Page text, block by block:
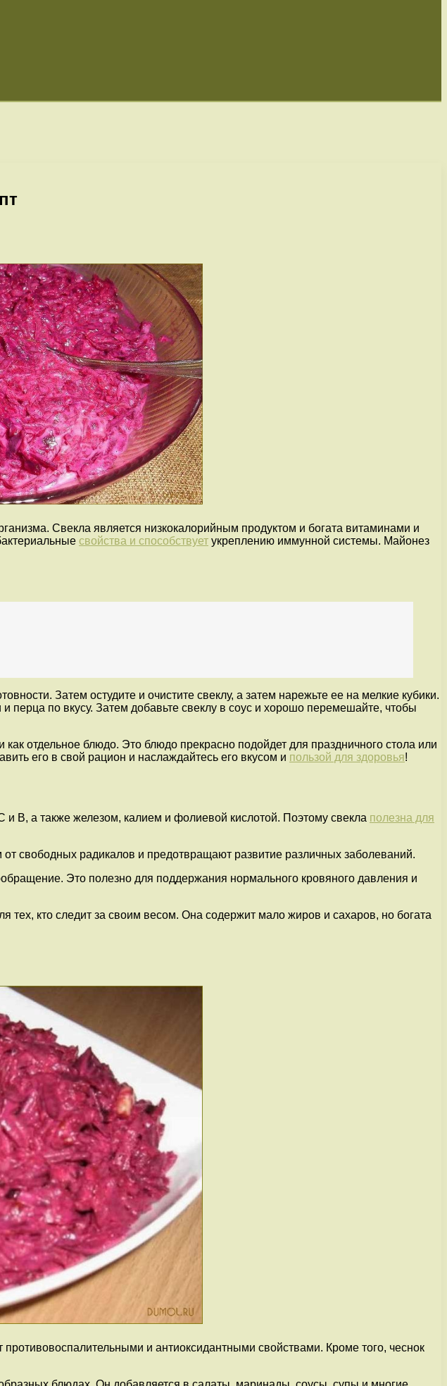
Свекла является низкокалорийным продуктом и богата витаминами и
свойства и способствует укреплению иммунной системы. Майонез
Затем остудите и очистите свеклу, а затем нарежьте ее на мелкие кубики.
перца по вкусу. Затем добавьте свеклу в соус и хорошо перемешайте, чтобы
отдельное блюдо. Это блюдо прекрасно подойдет для праздничного стола или
его в свой рацион и наслаждайтесь его вкусом и пользой для здоровья!
В, а также железом, калием и фолиевой кислотой. Поэтому свекла полезна для
свободных радикалов и предотвращают развитие различных заболеваний.
Это полезно для поддержания нормального кровяного давления и
тех, кто следит за своим весом. Она содержит мало жиров и сахаров, но богата
и антиоксидантными свойствами. Кроме того, чеснок